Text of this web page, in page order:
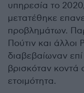
υπηρεσία το
μετατέθηκε
προβλημάτων.
Πούτιν και άλλοι
διαβεβαίωναν
βρισκόταν κοντά
ετοιμότητα.